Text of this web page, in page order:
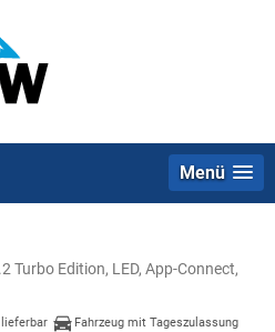
Menü
Turbo Edition, LED, App-Connect,
Fahrzeug mit Tageszulassung